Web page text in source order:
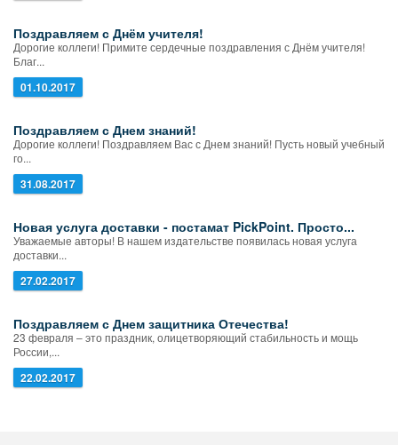
Поздравляем с Днём учителя!
Дорогие коллеги! Примите сердечные поздравления с Днём учителя!
Благ...
01.10.2017
Поздравляем с Днем знаний!
Дорогие коллеги! Поздравляем Вас с Днем знаний! Пусть новый учебный
го...
31.08.2017
Новая услуга доставки - постамат PickPoint. Просто...
Уважаемые авторы! В нашем издательстве появилась новая услуга
доставки...
27.02.2017
Поздравляем с Днем защитника Отечества!
23 февраля – это праздник, олицетворяющий стабильность и мощь
России,...
22.02.2017